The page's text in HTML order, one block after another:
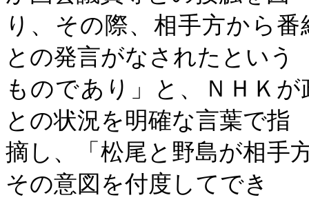
り、その際、相手方から
との発言がなされたという
ものであり」と、ＮＨＫ
との状況を明確な言葉で指
摘し、「松尾と野島が相手
その意図を付度してでき